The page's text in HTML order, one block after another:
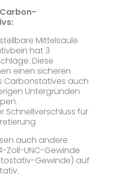
Labore
Nährmedien
Mittelsäule
hat 3
Diese
einen sicheren
Carbonstatives auch
Untergründen
Schnellverschluss für
auch andere
Zoll-UNC-Gewinde
Gewinde) auf